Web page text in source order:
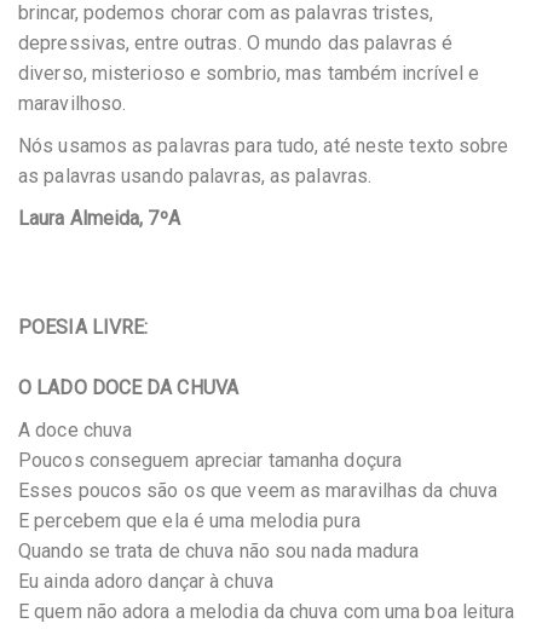
brincar, podemos chorar com as palavras tristes,
depressivas, entre outras. O mundo das palavras é
diverso, misterioso e sombrio, mas também incrível e
maravilhoso.
Nós usamos as palavras para tudo, até neste texto sobre
as palavras usando palavras, as palavras.
Laura Almeida, 7ºA
POESIA LIVRE:
O LADO DOCE DA CHUVA
A doce chuva
Poucos conseguem apreciar tamanha doçura
Esses poucos são os que veem as maravilhas da chuva
E percebem que ela é uma melodia pura
Quando se trata de chuva não sou nada madura
Eu ainda adoro dançar à chuva
E quem não adora a melodia da chuva com uma boa leitura